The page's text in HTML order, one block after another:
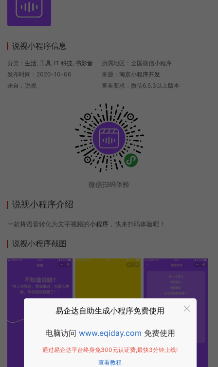
说视小程序信息
分类： 生活, 工具, IT 科技, 书影音
发布时间：2020-10-06
来自：说视
所属地区：全国微信小程序
来源：南京小程序开发
查看要求：微信6.5.3以上版本
微信扫码体验
说视小程序介绍
一款将语音转化为文字视频的小程序 ，快来扫码体验吧！
说视小程序截图
易企达自助生成小程序免费使用
电脑访问 www.eqiday.com 免费使用
通过易企达平台终身免300元认证费,最快3分钟上线!
查看教程